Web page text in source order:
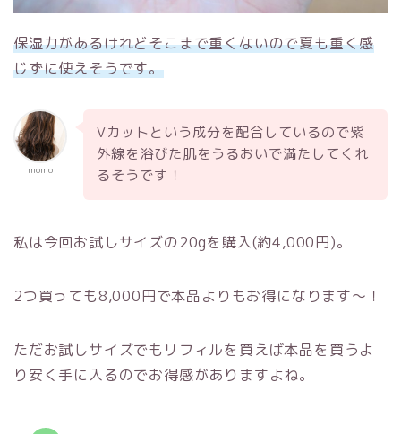
保湿力があるけれどそこまで重くないので夏も重く感
じずに使えそうです。
momo
Vカットという成分を配合しているので紫
外線を浴びた肌をうるおいで満たしてくれ
るそうです！
私は今回お試しサイズの20gを購入(約4,000円)。
2つ買っても8,000円で本品よりもお得になります〜！
ただお試しサイズでもリフィルを買えば本品を買うよ
り安く手に入るのでお得感がありますよね。